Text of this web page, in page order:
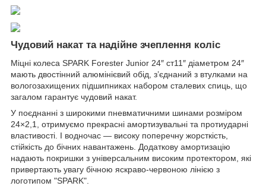
Чудовий накат та надійне зчеплення коліс
Міцні колеса SPARK Forester Junior 24″ ст11″ діаметром 24″
мають двостінний алюмінієвий обід, з’єднаний з втулками на
вологозахищених підшипниках набором сталевих спиць, що
загалом гарантує чудовий накат.
У поєднанні з широкими пневматичними шинами розміром
24×2,1, отримуємо прекрасні амортизувальні та протиударні
властивості. І водночас — високу поперечну жорсткість,
стійкість до бічних навантажень. Додаткову амортизацію
надають покришки з універсальним високим протектором, які
привертають увагу бічною яскраво-червоною лінією з
логотипом "SPARK".